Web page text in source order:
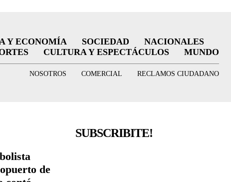
Y ECONOMÍA SOCIEDAD
NACIONALES
CULTURA Y ESPECTÁCULOS MUNDO
NOSOTROS COMERCIAL RECLAMOS CIUDADANO
de
SUBSCRIBITE!